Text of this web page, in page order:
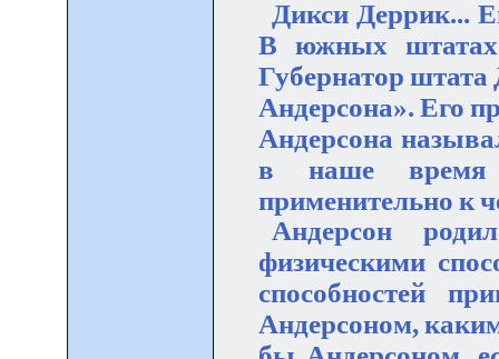
Дикси Деррик...
В южных штатах
Губернатор штата
Андерсона». Его
Андерсона
в наше время
применительно к
Андерсон
физическими
способностей
Андерсоном,